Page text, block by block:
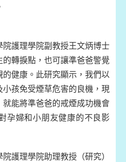
護理學院副教授王文炳博士
轉捩點，也可讓準爸爸警覺
健康。此研究顯示，我們以
孩免受煙草危害的良機，現
能將準爸爸的戒煙成功機會
孕婦和小朋友健康的不良影
護理學院助理教授（研究）